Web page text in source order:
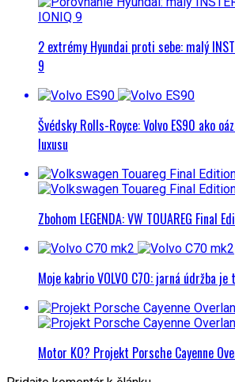
2 extrémy Hyundai proti sebe: malý
9
Švédsky Rolls-Royce: Volvo ES90 ako
luxusu
Zbohom LEGENDA: VW TOUAREG Final
Moje kabrio VOLVO C70: jarná údržba je
Motor KO? Projekt Porsche Cayenne